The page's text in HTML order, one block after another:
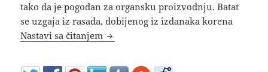
tako da je pogodan za organsku proizvodnju. Batat
se uzgaja iz rasada, dobijenog iz izdanaka korena
Nastavi sa čitanjem UZGOJ SLATKOG KROMPIRA: Evo